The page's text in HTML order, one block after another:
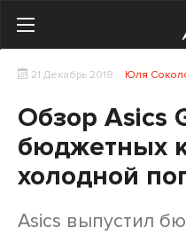
Начинающим
Тренировки
21 Декабрь 2018 Юля
Обзор Asics
бюджетных
холодной
Asics выпустил